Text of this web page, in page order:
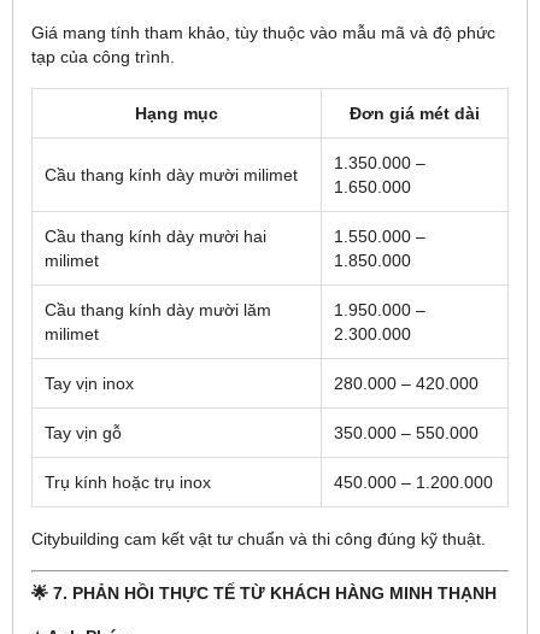
Giá mang tính tham khảo, tùy thuộc vào mẫu mã và độ phức
tạp của công trình.
Hạng mục Đơn giá mét dài
Cầu thang kính dày mười milimet
1.350.000 –
1.650.000
Cầu thang kính dày mười hai
milimet
1.550.000 –
1.850.000
Cầu thang kính dày mười lăm
milimet
1.950.000 –
2.300.000
Tay vịn inox 280.000 – 420.000
Tay vịn gỗ 350.000 – 550.000
Trụ kính hoặc trụ inox 450.000 – 1.200.000
Citybuilding cam kết vật tư chuẩn và thi công đúng kỹ thuật.
🌟 7. PHẢN HỒI THỰC TẾ TỪ KHÁCH HÀNG MINH THẠNH